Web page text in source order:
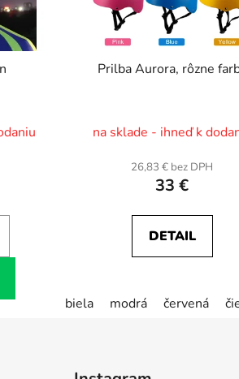
Prilba Aurora, rôzne
na sklade - ihneď k
26,83 € bez DPH
33 €
DETAIL
biela modrá červená